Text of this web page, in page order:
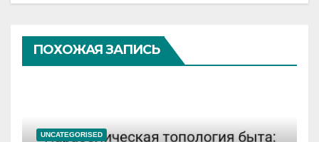
ПОХОЖАЯ ЗАПИСЬ
UNCATEGORISED